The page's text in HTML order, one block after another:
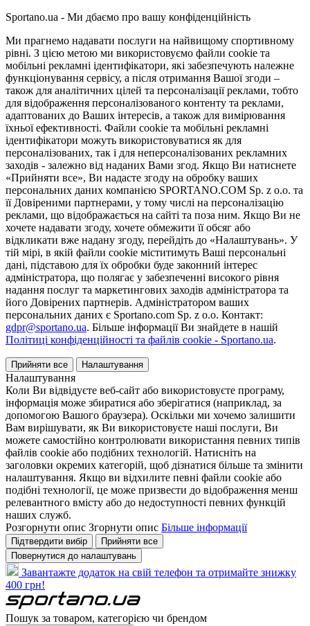
Sportano.ua - Ми дбаємо про вашу конфіденційність
Ми прагнемо надавати послуги на найвищому спортивному
рівні. З цією метою ми використовуємо файли cookie та
мобільні рекламні ідентифікатори, які забезпечують належне
функціонування сервісу, а після отримання Вашої згоди –
також для аналітичних цілей та персоналізації реклами, тобто
для відображення персоналізованого контенту та реклами,
адаптованих до Ваших інтересів, а також для вимірювання
їхньої ефективності. Файли cookie та мобільні рекламні
ідентифікатори можуть використовуватися як для
персоналізованих, так і для неперсоналізованих рекламних
заходів - залежно від наданих Вами згод. Якщо Ви натиснете
«Прийняти все», Ви надасте згоду на обробку ваших
персональних даних компанією SPORTANO.COM Sp. z o.o. та
її Довіреними партнерами, у тому числі на персоналізацію
реклами, що відображається на сайті та поза ним. Якщо Ви не
хочете надавати згоду, хочете обмежити її обсяг або
відкликати вже надану згоду, перейдіть до «Налаштувань». У
тій мірі, в якій файли cookie міститимуть Ваші персональні
дані, підставою для їх обробки буде законний інтерес
адміністратора, що полягає у забезпеченні високого рівня
надання послуг та маркетингових заходів адміністратора та
його Довірених партнерів. Адміністратором ваших
персональних даних є Sportano.com Sp. z o.o. Контакт:
gdpr@sportano.ua. Більше інформації Ви знайдете в нашій
Політиці конфіденційності та файлів cookie - Sportano.ua.
Прийняти все Налаштування
Налаштування
Коли Ви відвідуєте веб-сайт або використовуєте програму,
інформація може збиратися або зберігатися (наприклад, за
допомогою Вашого браузера). Оскільки ми хочемо залишити
Вам вирішувати, як Ви використовуєте наші послуги, Ви
можете самостійно контролювати використання певних типів
файлів cookie або подібних технологій. Натисніть на
заголовки окремих категорій, щоб дізнатися більше та змінити
налаштування. Якщо ви відхилите певні файли cookie або
подібні технології, це може призвести до відображення менш
релевантного вмісту або до недоступності певних функцій
наших служб.
Розгорнути опис Згорнути опис Більше інформації
Підтвердити вибір
Прийняти все
Повернутися до налаштувань
Завантажте додаток на свій телефон та отримайте знижку
400 грн!
Пошук за товаром, категорією чи брендом